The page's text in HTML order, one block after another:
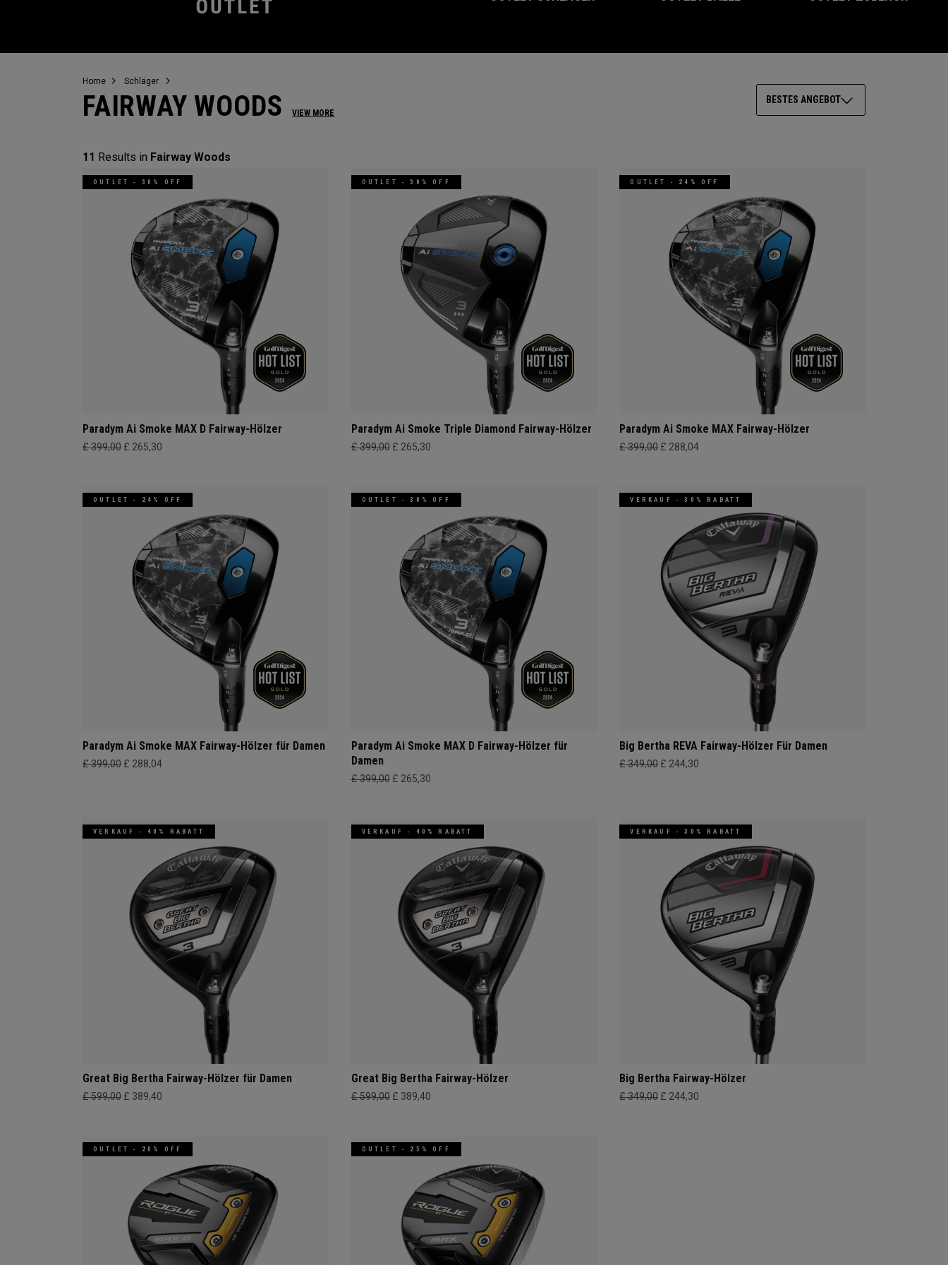
Home Schläger
FAIRWAY WOODS VIEW MORE
BESTES ANGEBOT
11 Results in Fairway Woods
OUTLET - 30% OFF
Paradym Ai Smoke MAX D Fairway-Hölzer
£ 399,00 £ 265,30
OUTLET - 30% OFF
Paradym Ai Smoke Triple Diamond Fairway-Hölzer
£ 399,00 £ 265,30
OUTLET - 24% OFF
Paradym Ai Smoke MAX Fairway-Hölzer
£ 399,00 £ 288,04
OUTLET - 24% OFF
Paradym Ai Smoke MAX Fairway-Hölzer für Damen
£ 399,00 £ 288,04
OUTLET - 30% OFF
Paradym Ai Smoke MAX D Fairway-Hölzer für
Damen
£ 399,00 £ 265,30
VERKAUF - 30% RABATT
Big Bertha REVA Fairway-Hölzer Für Damen
£ 349,00 £ 244,30
VERKAUF - 40% RABATT
Great Big Bertha Fairway-Hölzer für Damen
£ 599,00 £ 389,40
VERKAUF - 40% RABATT
Great Big Bertha Fairway-Hölzer
£ 599,00 £ 389,40
VERKAUF - 30% RABATT
Big Bertha Fairway-Hölzer
£ 349,00 £ 244,30
OUTLET - 20% OFF OUTLET - 25% OFF